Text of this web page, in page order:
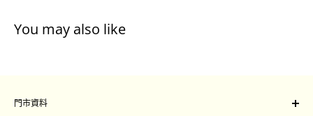
You may also like
門市資料